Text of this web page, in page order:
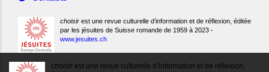
choisir est une revue culturelle d’information et de réflexion, éditée
par les jésuites de Suisse romande de 1959 à 2023 -
www.jesuites.ch
choisir est une revue culturelle d’information et de réflexion,